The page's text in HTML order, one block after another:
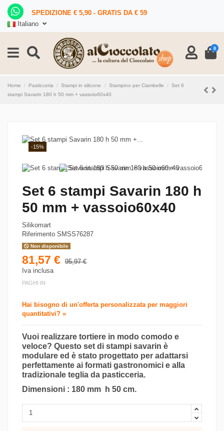
SPEDIZIONE € 5,90 - GRATIS DA € 59
Italiano
0
Home Pasticceria Stampi in silicone Stampino per Ciambelle
Set 6
stampi Savarin 180 h 50 mm + vassoio60x40
-15%
Set 6 stampi Savarin 180 h
50 mm + vassoio60x40
Silikomart
Riferimento SMSS76287
Non disponibile
81,57 € 95,97 €
Iva inclusa
PAGHI IN
Hai bisogno di un'offerta personalizzata per maggiori
quantitativi? »
Vuoi realizzare tortiere in modo comodo e
veloce? Questo set di stampi savarin è
modulare ed è stato progettato per adattarsi
perfettamente ai formati gastronomici e alla
tradizionale teglia da pasticceria.
Dimensioni : 180 mm h 50 cm.